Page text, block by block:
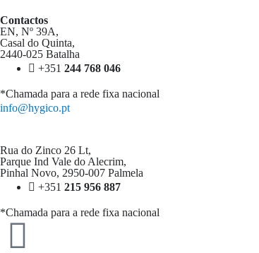
Contactos
EN, Nº 39A,
Casal do Quinta,
2440-025 Batalha
+351 244 768 046
*Chamada para a rede fixa nacional
info@hygico.pt
Rua do Zinco 26 Lt,
Parque Ind Vale do Alecrim,
Pinhal Novo, 2950-007 Palmela
+351 215 956 887
*Chamada para a rede fixa nacional